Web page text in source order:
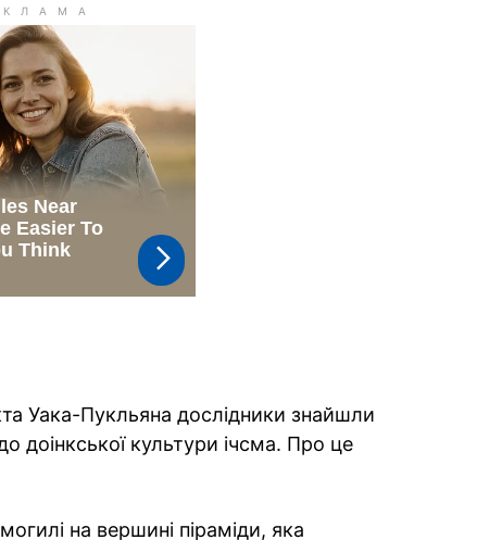
Уака-Пукльяна дослідники знайшли
доінкської культури ічсма. Про це
на вершині піраміди, яка